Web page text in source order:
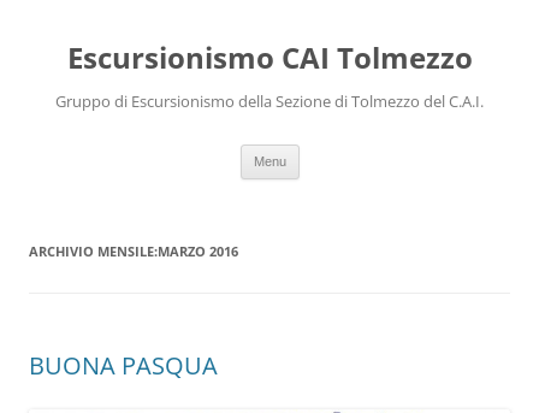
Escursionismo CAI Tolmezzo
Gruppo di Escursionismo della Sezione di Tolmezzo del C.A.I.
Menu Vai al contenuto
ARCHIVIO MENSILE:MARZO 2016
BUONA PASQUA